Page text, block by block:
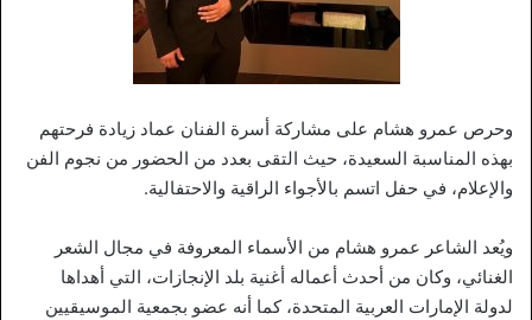
وحرص عمرو هشام على مشاركة أسرة الفنان عماد زيادة فرحتهم
بهذه المناسبة السعيدة، حيث التقى بعدد من الحضور من نجوم الفن
والإعلام، في حفل اتسم بالأجواء الراقية والاحتفالية.
ويُعد الشاعر عمرو هشام من الأسماء المعروفة في مجال الشعر
الغنائي، وكان من أحدث أعماله أغنية بلد الإنجازات، التي أهداها
لدولة الإمارات العربية المتحدة، كما أنه عضو بجمعية الموسيقيين